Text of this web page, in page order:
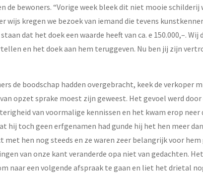
bewoners. “Vorige week bleek dit niet mooie schilderij
wijs kregen we bezoek van iemand die tevens
dat het doek een waarde heeft van ca. e 150.000,–. Wij
en het doek aan hem teruggeven. Nu ben jij zijn
de boodschap hadden overgebracht, keek de verkoper
opzet sprake moest zijn geweest. Het gevoel werd door
van voormalige kennissen en het kwam erop neer
hij toch geen erfgenamen had gunde hij het hen meer
hen nog steeds en ze waren zeer belangrijk voor hem
van onze kant veranderde opa niet van gedachten.
naar een volgende afspraak te gaan en liet het drietal